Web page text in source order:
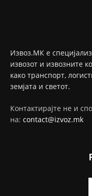
Извоз.МК е
извозот и извозните
како транспорт,
земјата и светот.
Контактирајте не и
на: contact@izvoz.mk